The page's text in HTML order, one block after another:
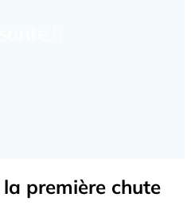
première chute